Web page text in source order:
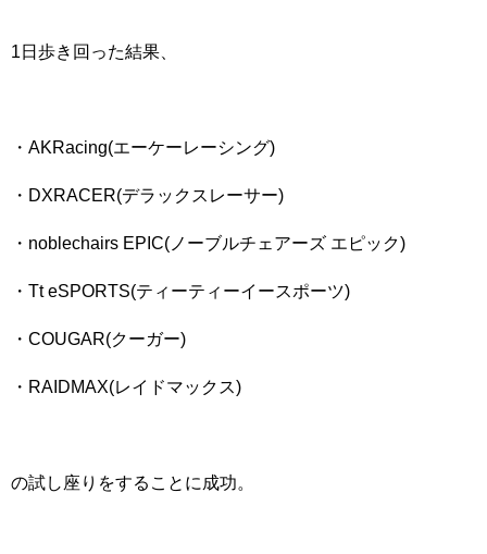
1日歩き回った結果、
・AKRacing(エーケーレーシング)
・DXRACER(デラックスレーサー)
・noblechairs EPIC(ノーブルチェアーズ エピック)
・Tt eSPORTS(ティーティーイースポーツ)
・COUGAR(クーガー)
・RAIDMAX(レイドマックス)
の試し座りをすることに成功。